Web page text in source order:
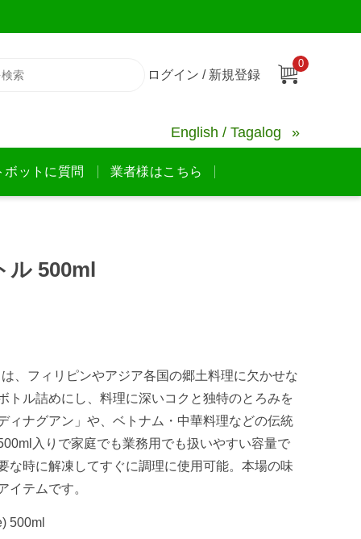
ログイン / 新規登録
0
English / Tagalog
ボットに質問 業者様はこちら
ル 500ml
、フィリピンやアジア各国の郷土料理に欠かせな
トル詰めにし、料理に深いコクと独特のとろみを
ィナグアン」や、ベトナム・中華料理などの伝統
入りで家庭でも業務用でも扱いやすい容量で
な時に解凍してすぐに調理に使用可能。本場の味
イテムです。
500ml